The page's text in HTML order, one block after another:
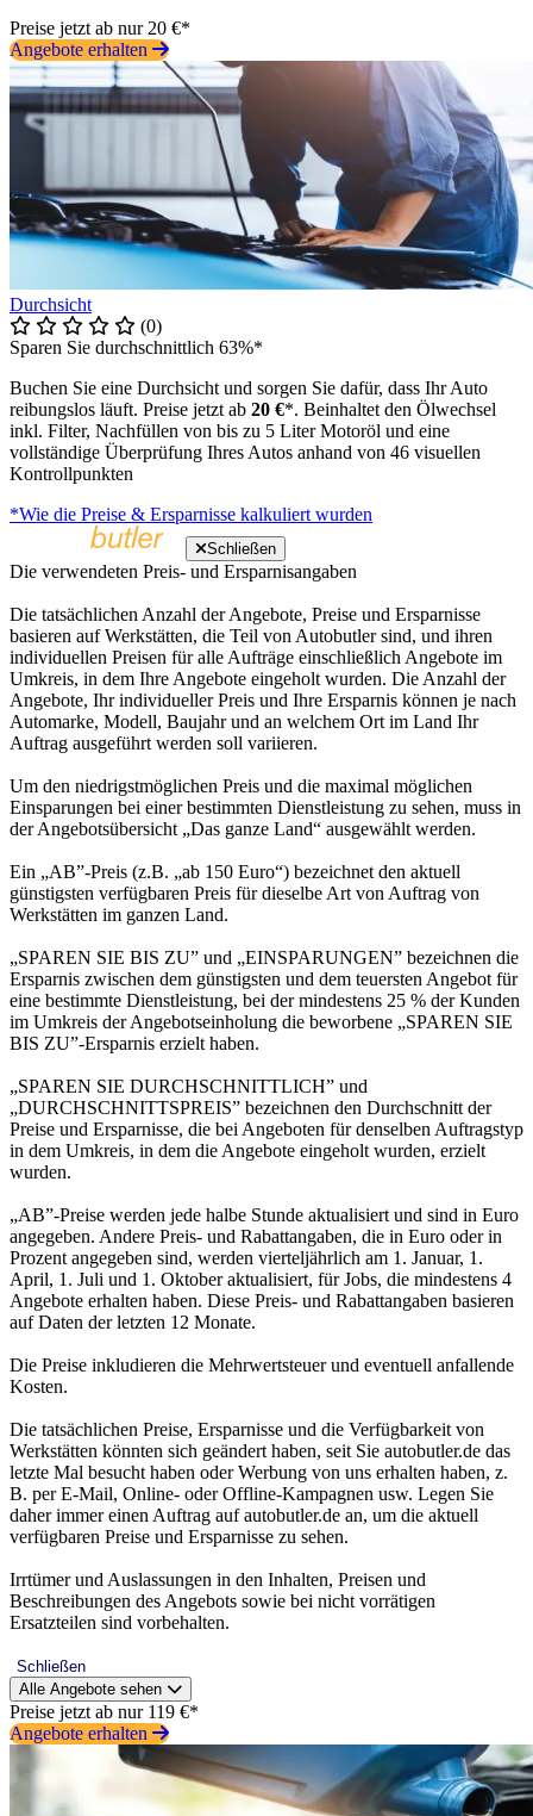
Preise jetzt ab nur 20 €*
Angebote erhalten
Durchsicht
(0)
Sparen Sie durchschnittlich 63%*
Buchen Sie eine Durchsicht und sorgen Sie dafür, dass Ihr Auto
reibungslos läuft. Preise jetzt ab 20 €*. Beinhaltet den Ölwechsel
inkl. Filter, Nachfüllen von bis zu 5 Liter Motoröl und eine
vollständige Überprüfung Ihres Autos anhand von 46 visuellen
Kontrollpunkten
*Wie die Preise & Ersparnisse kalkuliert wurden
Schließen
Die verwendeten Preis- und Ersparnisangaben
Die tatsächlichen Anzahl der Angebote, Preise und Ersparnisse
basieren auf Werkstätten, die Teil von Autobutler sind, und ihren
individuellen Preisen für alle Aufträge einschließlich Angebote im
Umkreis, in dem Ihre Angebote eingeholt wurden. Die Anzahl der
Angebote, Ihr individueller Preis und Ihre Ersparnis können je nach
Automarke, Modell, Baujahr und an welchem Ort im Land Ihr
Auftrag ausgeführt werden soll variieren.
Um den niedrigstmöglichen Preis und die maximal möglichen
Einsparungen bei einer bestimmten Dienstleistung zu sehen, muss in
der Angebotsübersicht „Das ganze Land“ ausgewählt werden.
Ein „AB”-Preis (z.B. „ab 150 Euro“) bezeichnet den aktuell
günstigsten verfügbaren Preis für dieselbe Art von Auftrag von
Werkstätten im ganzen Land.
„SPAREN SIE BIS ZU” und „EINSPARUNGEN” bezeichnen die
Ersparnis zwischen dem günstigsten und dem teuersten Angebot für
eine bestimmte Dienstleistung, bei der mindestens 25 % der Kunden
im Umkreis der Angebotseinholung die beworbene „SPAREN SIE
BIS ZU”-Ersparnis erzielt haben.
„SPAREN SIE DURCHSCHNITTLICH” und
„DURCHSCHNITTSPREIS” bezeichnen den Durchschnitt der
Preise und Ersparnisse, die bei Angeboten für denselben Auftragstyp
in dem Umkreis, in dem die Angebote eingeholt wurden, erzielt
wurden.
„AB”-Preise werden jede halbe Stunde aktualisiert und sind in Euro
angegeben. Andere Preis- und Rabattangaben, die in Euro oder in
Prozent angegeben sind, werden vierteljährlich am 1. Januar, 1.
April, 1. Juli und 1. Oktober aktualisiert, für Jobs, die mindestens 4
Angebote erhalten haben. Diese Preis- und Rabattangaben basieren
auf Daten der letzten 12 Monate.
Die Preise inkludieren die Mehrwertsteuer und eventuell anfallende
Kosten.
Die tatsächlichen Preise, Ersparnisse und die Verfügbarkeit von
Werkstätten könnten sich geändert haben, seit Sie autobutler.de das
letzte Mal besucht haben oder Werbung von uns erhalten haben, z.
B. per E-Mail, Online- oder Offline-Kampagnen usw. Legen Sie
daher immer einen Auftrag auf autobutler.de an, um die aktuell
verfügbaren Preise und Ersparnisse zu sehen.
Irrtümer und Auslassungen in den Inhalten, Preisen und
Beschreibungen des Angebots sowie bei nicht vorrätigen
Ersatzteilen sind vorbehalten.
Schließen
Alle Angebote sehen
Preise jetzt ab nur 119 €*
Angebote erhalten